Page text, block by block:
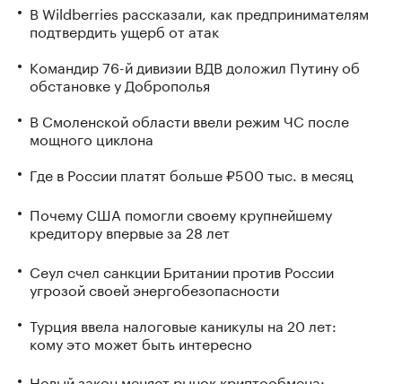
В Wildberries рассказали, как предпринимателям
подтвердить ущерб от атак
Командир 76-й дивизии ВДВ доложил Путину об
обстановке у Доброполья
В Смоленской области ввели режим ЧС после
мощного циклона
Где в России платят больше ₽500 тыс. в месяц
Почему США помогли своему крупнейшему
кредитору впервые за 28 лет
Сеул счел санкции Британии против России
угрозой своей энергобезопасности
Турция ввела налоговые каникулы на 20 лет:
кому это может быть интересно